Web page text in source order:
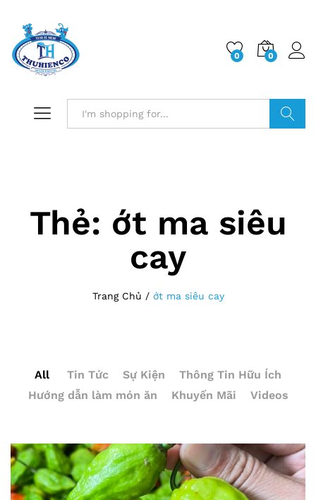
0 0
Thẻ: ớt ma siêu
cay
Trang Chủ / ớt ma siêu cay
All Tin Tức Sự Kiện
Thông Tin Hữu Ích
Hướng dẫn làm món ăn
Khuyến Mãi Videos